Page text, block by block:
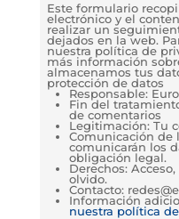
Este formulario
electrónico y el
realizar un
dejados en la web.
nuestra política de
más información
almacenamos tus
protección de datos
Responsable:
Fin del
de comentarios
Legitimación: Tu
Comunicación de
comunicarán los
obligación legal.
Derechos:
olvido.
Contacto:
Información
nuestra política